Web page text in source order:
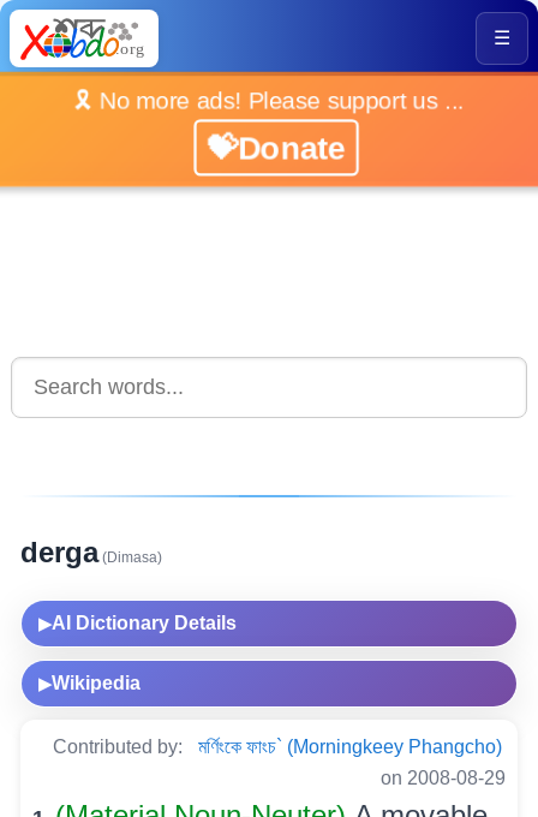
☰
🎗️ No more ads! Please support us ...
💝Donate
derga(Dimasa)
▶AI Dictionary Details
▶Wikipedia
Contributed by:
মৰ্ণিংকে ফাংচ` (Morningkeey Phangcho)
on 2008-08-29